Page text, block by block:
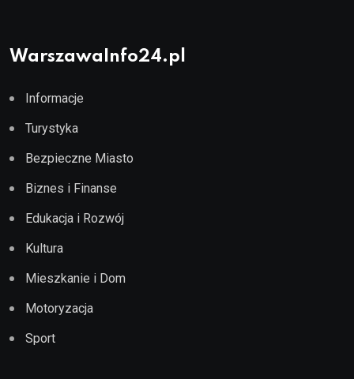
WarszawaInfo24.pl
Informacje
Turystyka
Bezpieczne Miasto
Biznes i Finanse
Edukacja i Rozwój
Kultura
Mieszkanie i Dom
Motoryzacja
Sport